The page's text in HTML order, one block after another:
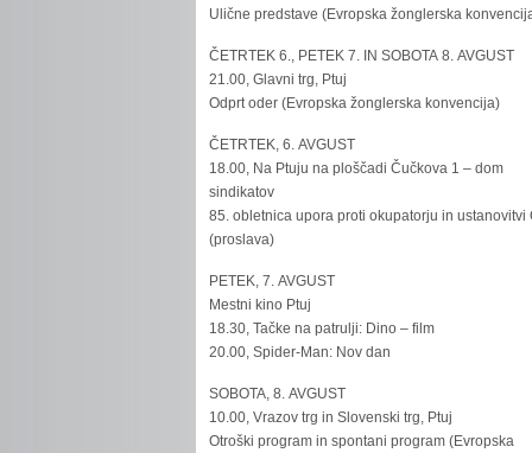
Ulične predstave (Evropska žonglerska
ČETRTEK 6., PETEK 7. IN SOBOTA 8. AVGUST
21.00, Glavni trg, Ptuj
Odprt oder (Evropska žonglerska konvencija)
ČETRTEK, 6. AVGUST
18.00, Na Ptuju na ploščadi Čučkova 1 – dom
sindikatov
85. obletnica upora proti okupatorju in ustanovitvi
(proslava)
PETEK, 7. AVGUST
Mestni kino Ptuj
18.30, Tačke na patrulji: Dino – film
20.00, Spider-Man: Nov dan
SOBOTA, 8. AVGUST
10.00, Vrazov trg in Slovenski trg, Ptuj
Otroški program in spontani program (Evropska